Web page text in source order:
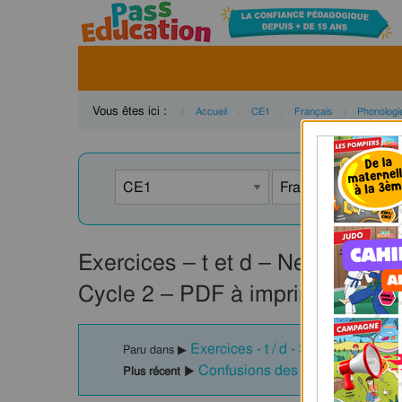
Vous êtes ici : Accueil CE1 Français
Exercices – t et d – Ne pas
Cycle 2 – PDF à imprimer
Paru dans ▶ Exercices - t / d - Son complexe,
Plus récent ▶ Confusions des sons [d] et [t] -